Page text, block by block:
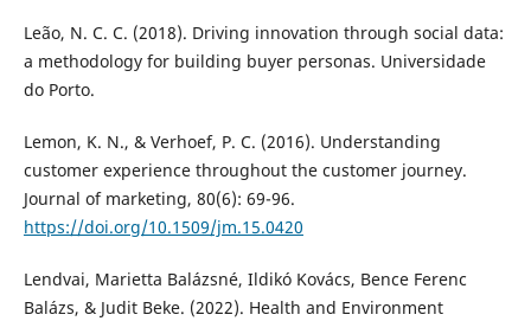
Leão, N. C. C. (2018). Driving innovation through social data:
a methodology for building buyer personas. Universidade
do Porto.
Lemon, K. N., & Verhoef, P. C. (2016). Understanding
customer experience throughout the customer journey.
Journal of marketing, 80(6): 69-96.
https://doi.org/10.1509/jm.15.0420
Lendvai, Marietta Balázsné, Ildikó Kovács, Bence Ferenc
Balázs, & Judit Beke. (2022). Health and Environment